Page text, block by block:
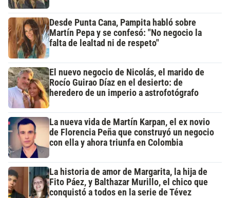
Desde Punta Cana, Pampita habló sobre
Martín Pepa y se confesó: "No negocio la
falta de lealtad ni de respeto"
El nuevo negocio de Nicolás, el marido de
Rocío Guirao Díaz en el desierto: de
heredero de un imperio a astrofotógrafo
La nueva vida de Martín Karpan, el ex novio
de Florencia Peña que construyó un negocio
con ella y ahora triunfa en Colombia
La historia de amor de Margarita, la hija de
Fito Páez, y Balthazar Murillo, el chico que
conquistó a todos en la serie de Tévez